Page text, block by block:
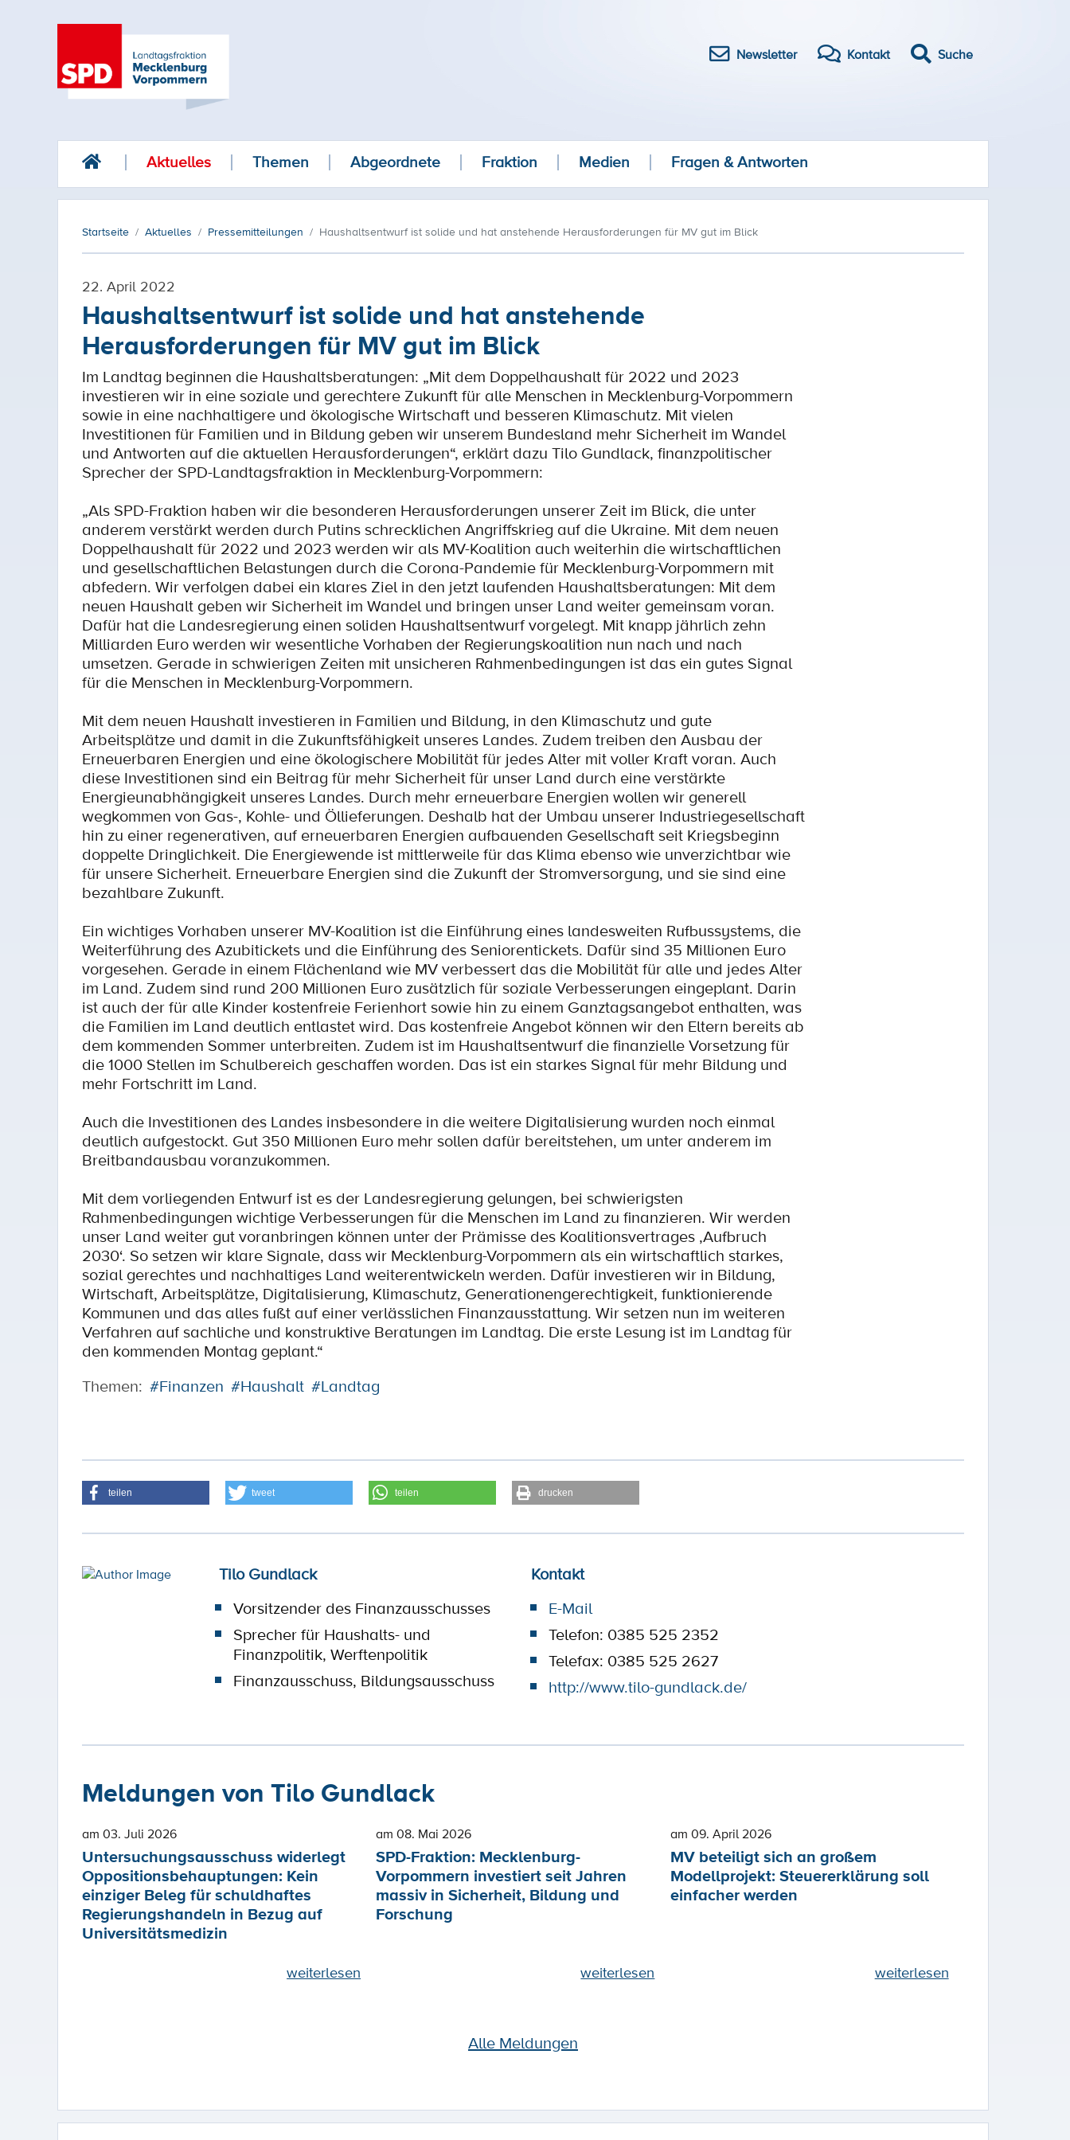
Newsletter Kontakt Suche
Aktuelles Themen Abgeordnete Fraktion Medien Fragen & Antworten
Startseite Aktuelles Pressemitteilungen Haushaltsentwurf ist solide und hat anstehende Herausforderungen für MV gut im Blick
22. April 2022
Haushaltsentwurf ist solide und hat anstehende
Herausforderungen für MV gut im Blick
Im Landtag beginnen die Haushaltsberatungen: „Mit dem Doppelhaushalt für 2022 und 2023
investieren wir in eine soziale und gerechtere Zukunft für alle Menschen in Mecklenburg-Vorpommern
sowie in eine nachhaltigere und ökologische Wirtschaft und besseren Klimaschutz. Mit vielen
Investitionen für Familien und in Bildung geben wir unserem Bundesland mehr Sicherheit im Wandel
und Antworten auf die aktuellen Herausforderungen“, erklärt dazu Tilo Gundlack, finanzpolitischer
Sprecher der SPD-Landtagsfraktion in Mecklenburg-Vorpommern:
„Als SPD-Fraktion haben wir die besonderen Herausforderungen unserer Zeit im Blick, die unter
anderem verstärkt werden durch Putins schrecklichen Angriffskrieg auf die Ukraine. Mit dem neuen
Doppelhaushalt für 2022 und 2023 werden wir als MV-Koalition auch weiterhin die wirtschaftlichen
und gesellschaftlichen Belastungen durch die Corona-Pandemie für Mecklenburg-Vorpommern mit
abfedern. Wir verfolgen dabei ein klares Ziel in den jetzt laufenden Haushaltsberatungen: Mit dem
neuen Haushalt geben wir Sicherheit im Wandel und bringen unser Land weiter gemeinsam voran.
Dafür hat die Landesregierung einen soliden Haushaltsentwurf vorgelegt. Mit knapp jährlich zehn
Milliarden Euro werden wir wesentliche Vorhaben der Regierungskoalition nun nach und nach
umsetzen. Gerade in schwierigen Zeiten mit unsicheren Rahmenbedingungen ist das ein gutes Signal
für die Menschen in Mecklenburg-Vorpommern.
Mit dem neuen Haushalt investieren in Familien und Bildung, in den Klimaschutz und gute
Arbeitsplätze und damit in die Zukunftsfähigkeit unseres Landes. Zudem treiben den Ausbau der
Erneuerbaren Energien und eine ökologischere Mobilität für jedes Alter mit voller Kraft voran. Auch
diese Investitionen sind ein Beitrag für mehr Sicherheit für unser Land durch eine verstärkte
Energieunabhängigkeit unseres Landes. Durch mehr erneuerbare Energien wollen wir generell
wegkommen von Gas-, Kohle- und Öllieferungen. Deshalb hat der Umbau unserer Industriegesellschaft
hin zu einer regenerativen, auf erneuerbaren Energien aufbauenden Gesellschaft seit Kriegsbeginn
doppelte Dringlichkeit. Die Energiewende ist mittlerweile für das Klima ebenso wie unverzichtbar wie
für unsere Sicherheit. Erneuerbare Energien sind die Zukunft der Stromversorgung, und sie sind eine
bezahlbare Zukunft.
Ein wichtiges Vorhaben unserer MV-Koalition ist die Einführung eines landesweiten Rufbussystems, die
Weiterführung des Azubitickets und die Einführung des Seniorentickets. Dafür sind 35 Millionen Euro
vorgesehen. Gerade in einem Flächenland wie MV verbessert das die Mobilität für alle und jedes Alter
im Land. Zudem sind rund 200 Millionen Euro zusätzlich für soziale Verbesserungen eingeplant. Darin
ist auch der für alle Kinder kostenfreie Ferienhort sowie hin zu einem Ganztagsangebot enthalten, was
die Familien im Land deutlich entlastet wird. Das kostenfreie Angebot können wir den Eltern bereits ab
dem kommenden Sommer unterbreiten. Zudem ist im Haushaltsentwurf die finanzielle Vorsetzung für
die 1000 Stellen im Schulbereich geschaffen worden. Das ist ein starkes Signal für mehr Bildung und
mehr Fortschritt im Land.
Auch die Investitionen des Landes insbesondere in die weitere Digitalisierung wurden noch einmal
deutlich aufgestockt. Gut 350 Millionen Euro mehr sollen dafür bereitstehen, um unter anderem im
Breitbandausbau voranzukommen.
Mit dem vorliegenden Entwurf ist es der Landesregierung gelungen, bei schwierigsten
Rahmenbedingungen wichtige Verbesserungen für die Menschen im Land zu finanzieren. Wir werden
unser Land weiter gut voranbringen können unter der Prämisse des Koalitionsvertrages ‚Aufbruch
2030‘. So setzen wir klare Signale, dass wir Mecklenburg-Vorpommern als ein wirtschaftlich starkes,
sozial gerechtes und nachhaltiges Land weiterentwickeln werden. Dafür investieren wir in Bildung,
Wirtschaft, Arbeitsplätze, Digitalisierung, Klimaschutz, Generationengerechtigkeit, funktionierende
Kommunen und das alles fußt auf einer verlässlichen Finanzausstattung. Wir setzen nun im weiteren
Verfahren auf sachliche und konstruktive Beratungen im Landtag. Die erste Lesung ist im Landtag für
den kommenden Montag geplant.“
Themen: #Finanzen #Haushalt #Landtag
teilen tweet teilen drucken
Tilo Gundlack
Kontakt
Vorsitzender des Finanzausschusses
Sprecher für Haushalts- und
Finanzpolitik, Werftenpolitik
Finanzausschuss, Bildungsausschuss
E-Mail
Telefon: 0385 525 2352
Telefax: 0385 525 2627
http://www.tilo-gundlack.de/
Meldungen von Tilo Gundlack
am 03. Juli 2026
Untersuchungsausschuss widerlegt
Oppositionsbehauptungen: Kein
einziger Beleg für schuldhaftes
Regierungshandeln in Bezug auf
Universitätsmedizin
weiterlesen
am 08. Mai 2026
SPD-Fraktion: Mecklenburg-
Vorpommern investiert seit Jahren
massiv in Sicherheit, Bildung und
Forschung
weiterlesen
am 09. April 2026
MV beteiligt sich an großem
Modellprojekt: Steuererklärung soll
einfacher werden
weiterlesen
Alle Meldungen